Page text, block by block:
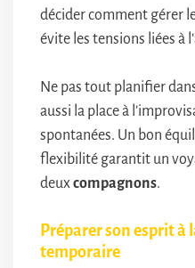
décider comment gérer
évite les tensions liées à
Ne pas tout planifier
aussi la place à
spontanées. Un bon
flexibilité garantit un
deuxcompagnons.
Préparer son esprit à
temporaire